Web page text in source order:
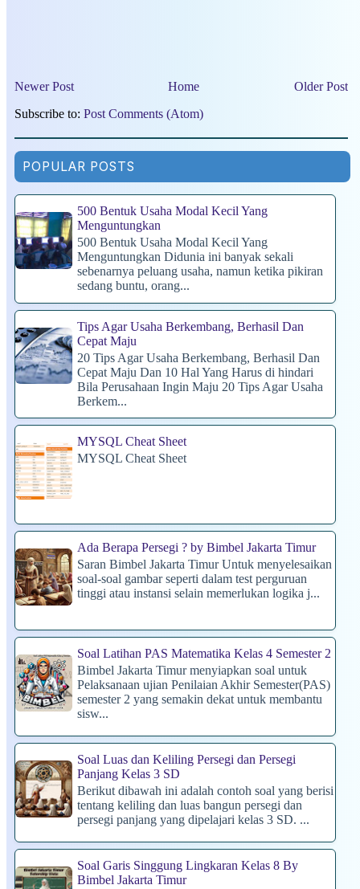
Newer Post Older Post
Home
Subscribe to: Post Comments (Atom)
POPULAR POSTS
500 Bentuk Usaha Modal Kecil Yang
Menguntungkan
500 Bentuk Usaha Modal Kecil Yang
Menguntungkan Didunia ini banyak sekali
sebenarnya peluang usaha, namun ketika pikiran
sedang buntu, orang...
Tips Agar Usaha Berkembang, Berhasil Dan
Cepat Maju
20 Tips Agar Usaha Berkembang, Berhasil Dan
Cepat Maju Dan 10 Hal Yang Harus di hindari
Bila Perusahaan Ingin Maju 20 Tips Agar Usaha
Berkem...
MYSQL Cheat Sheet
MYSQL Cheat Sheet
Ada Berapa Persegi ? by Bimbel Jakarta Timur
Saran Bimbel Jakarta Timur Untuk menyelesaikan
soal-soal gambar seperti dalam test perguruan
tinggi atau instansi selain memerlukan logika j...
Soal Latihan PAS Matematika Kelas 4 Semester 2
Bimbel Jakarta Timur menyiapkan soal untuk
Pelaksanaan ujian Penilaian Akhir Semester(PAS)
semester 2 yang semakin dekat untuk membantu
sisw...
Soal Luas dan Keliling Persegi dan Persegi
Panjang Kelas 3 SD
Berikut dibawah ini adalah contoh soal yang berisi
tentang keliling dan luas bangun persegi dan
persegi panjang yang dipelajari kelas 3 SD. ...
Soal Garis Singgung Lingkaran Kelas 8 By
Bimbel Jakarta Timur